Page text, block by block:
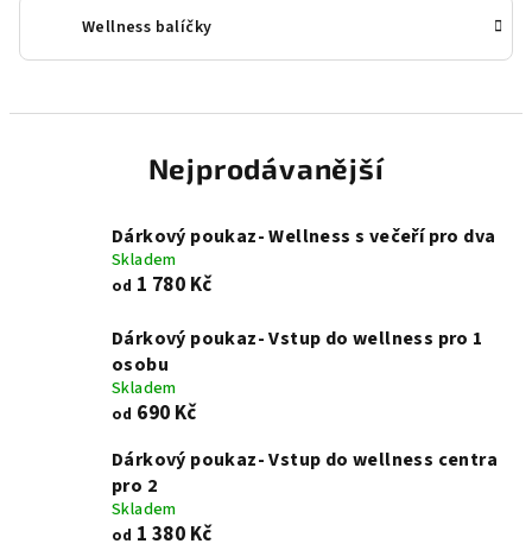
Wellness balíčky
Nejprodávanější
Dárkový poukaz- Wellness s večeří pro dva
Skladem
od 1 780 Kč
Dárkový poukaz- Vstup do wellness pro 1
osobu
Skladem
od 690 Kč
Dárkový poukaz- Vstup do wellness centra
pro 2
Skladem
od 1 380 Kč